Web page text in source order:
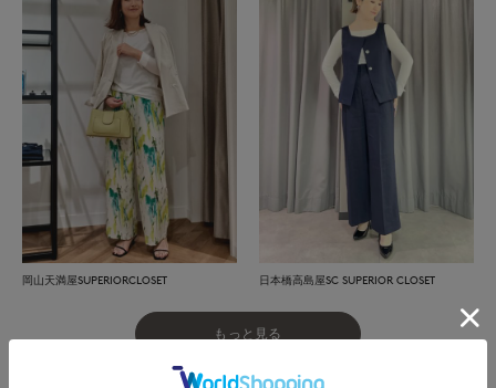
岡山天満屋SUPERIORCLOSET 日本橋高島屋SC SUPERIOR CLOSET
もっと見る